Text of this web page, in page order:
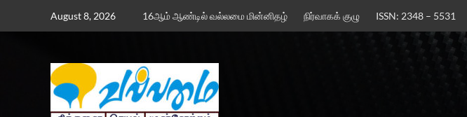
August 8, 2026 16ஆம் ஆண்டில் வல்லமை மின்னிதழ் நிர்வாகக் குழு ISSN: 2348 – 5531